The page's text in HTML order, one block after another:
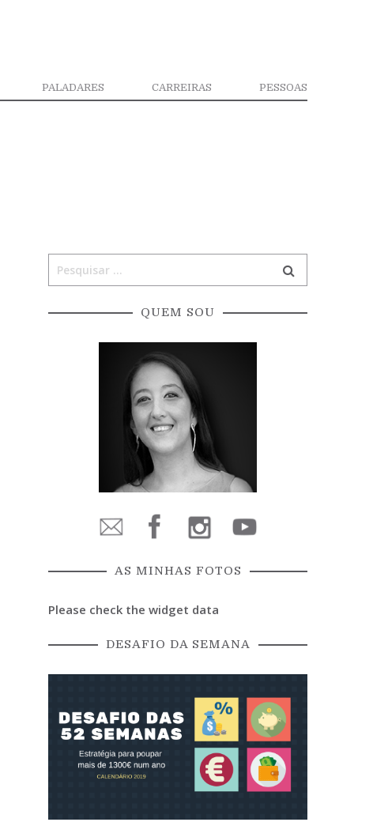
PALADARES CARREIRAS PESSOAS
QUEM SOU
AS MINHAS FOTOS
Please check the widget data
DESAFIO DA SEMANA